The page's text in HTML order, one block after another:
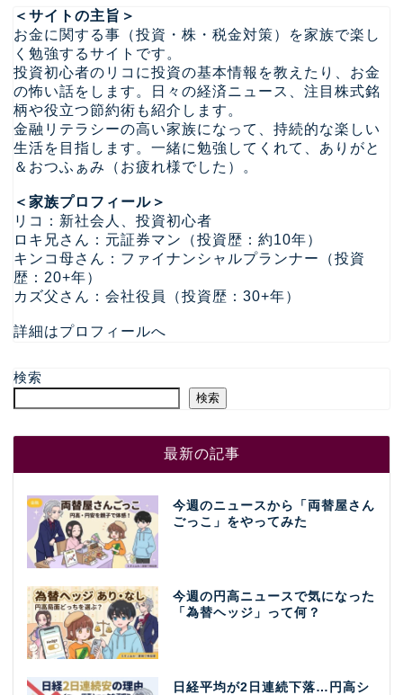
＜サイトの主旨＞
お金に関する事（投資・株・税金対策）を家族で楽し
く勉強するサイトです。
投資初心者のリコに投資の基本情報を教えたり、お金
の怖い話をします。日々の経済ニュース、注目株式銘
柄や役立つ節約術も紹介します。
金融リテラシーの高い家族になって、持続的な楽しい
生活を目指します。一緒に勉強してくれて、ありがと
＆おつふぁみ（お疲れ様でした）。
＜家族プロフィール＞
リコ：新社会人、投資初心者
ロキ兄さん：元証券マン（投資歴：約10年）
キンコ母さん：ファイナンシャルプランナー（投資
歴：20+年）
カズ父さん：会社役員（投資歴：30+年）
詳細はプロフィールへ
検索
検索
最新の記事
今週のニュースから「両替屋さん
ごっこ」をやってみた
今週の円高ニュースで気になった
「為替ヘッジ」って何？
日経平均が2日連続下落…円高シ